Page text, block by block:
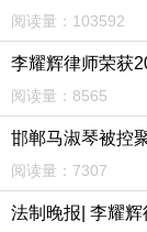
阅读量：103592
李耀辉律师荣获
阅读量：8565
邯郸马淑琴被控
阅读量：7307
法制晚报| 李耀